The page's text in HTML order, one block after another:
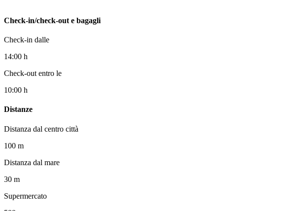
Check-in/check-out e bagagli
Check-in dalle
14:00 h
Check-out entro le
10:00 h
Distanze
Distanza dal centro città
100 m
Distanza dal mare
30 m
Supermercato